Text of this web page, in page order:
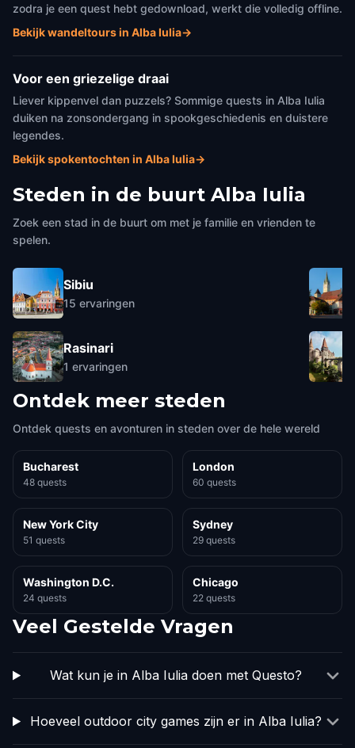
zodra je een quest hebt gedownload, werkt die volledig offline.
Bekijk wandeltours in Alba Iulia→
Voor een griezelige draai
Liever kippenvel dan puzzels? Sommige quests in Alba Iulia
duiken na zonsondergang in spookgeschiedenis en duistere
legendes.
Bekijk spokentochten in Alba Iulia→
Steden in de buurt Alba Iulia
Zoek een stad in de buurt om met je familie en vrienden te
spelen.
Sibiu
15 ervaringen
Rasinari
1 ervaringen
Ontdek meer steden
Ontdek quests en avonturen in steden over de hele wereld
Bucharest
48 quests
London
60 quests
New York City
51 quests
Sydney
29 quests
Washington D.C.
24 quests
Chicago
22 quests
Veel Gestelde Vragen
Wat kun je in Alba Iulia doen met Questo?
Hoeveel outdoor city games zijn er in Alba Iulia?